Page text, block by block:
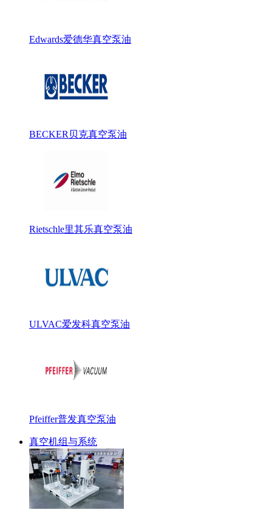
Edwards爱德华真空泵油
BECKER贝克真空泵油
Rietschle里其乐真空泵油
ULVAC爱发科真空泵油
Pfeiffer普发真空泵油
真空机组与系统